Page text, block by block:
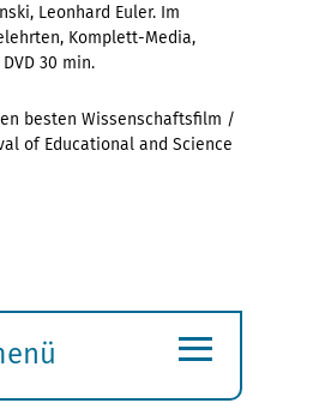
Leonhard Euler. Im
Komplett-Media,
30 min.
besten Wissenschaftsfilm /
of Educational and Science
≡